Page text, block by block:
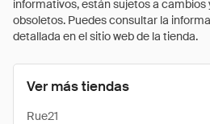
informativos, están sujetos a cambios
obsoletos. Puedes consultar la
detallada en el sitio web de la tienda.
Ver más tiendas
Rue21